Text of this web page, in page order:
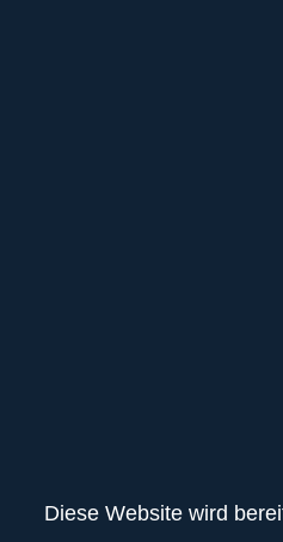
Diese Website wird